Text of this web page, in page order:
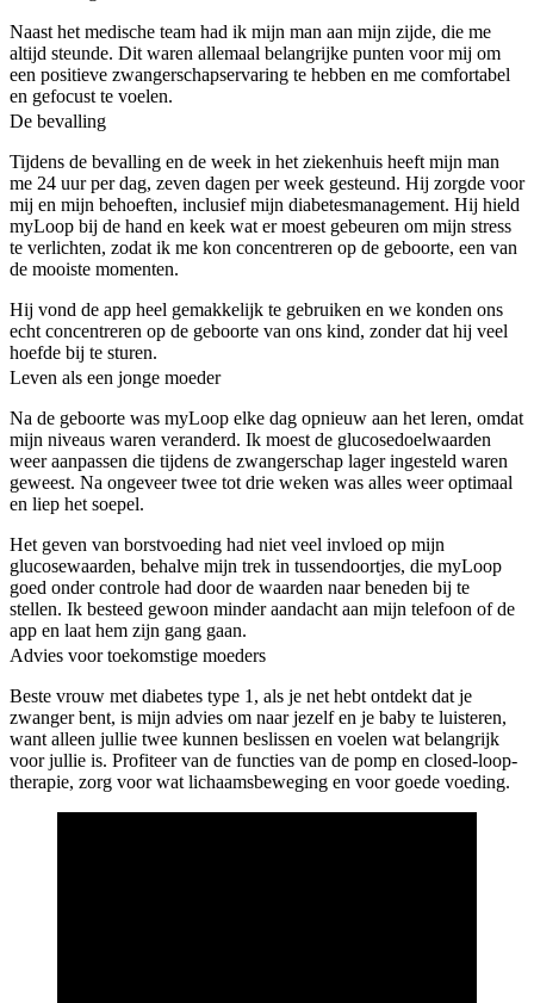
Naast het medische team had ik mijn man aan mijn zijde, die me
altijd steunde. Dit waren allemaal belangrijke punten voor mij om
een positieve zwangerschapservaring te hebben en me comfortabel
en gefocust te voelen.
De bevalling
Tijdens de bevalling en de week in het ziekenhuis heeft mijn man
me 24 uur per dag, zeven dagen per week gesteund. Hij zorgde voor
mij en mijn behoeften, inclusief mijn diabetesmanagement. Hij hield
myLoop bij de hand en keek wat er moest gebeuren om mijn stress
te verlichten, zodat ik me kon concentreren op de geboorte, een van
de mooiste momenten.
Hij vond de app heel gemakkelijk te gebruiken en we konden ons
echt concentreren op de geboorte van ons kind, zonder dat hij veel
hoefde bij te sturen.
Leven als een jonge moeder
Na de geboorte was myLoop elke dag opnieuw aan het leren, omdat
mijn niveaus waren veranderd. Ik moest de glucosedoelwaarden
weer aanpassen die tijdens de zwangerschap lager ingesteld waren
geweest. Na ongeveer twee tot drie weken was alles weer optimaal
en liep het soepel.
Het geven van borstvoeding had niet veel invloed op mijn
glucosewaarden, behalve mijn trek in tussendoortjes, die myLoop
goed onder controle had door de waarden naar beneden bij te
stellen. Ik besteed gewoon minder aandacht aan mijn telefoon of de
app en laat hem zijn gang gaan.
Advies voor toekomstige moeders
Beste vrouw met diabetes type 1, als je net hebt ontdekt dat je
zwanger bent, is mijn advies om naar jezelf en je baby te luisteren,
want alleen jullie twee kunnen beslissen en voelen wat belangrijk
voor jullie is. Profiteer van de functies van de pomp en closed-loop-
therapie, zorg voor wat lichaamsbeweging en voor goede voeding.